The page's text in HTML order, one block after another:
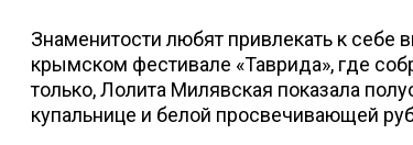
Знаменитости любят привлекать к себе
крымском фестивале «Таврида», где
только, Лолита Милявская показала
купальнице и белой просвечивающей